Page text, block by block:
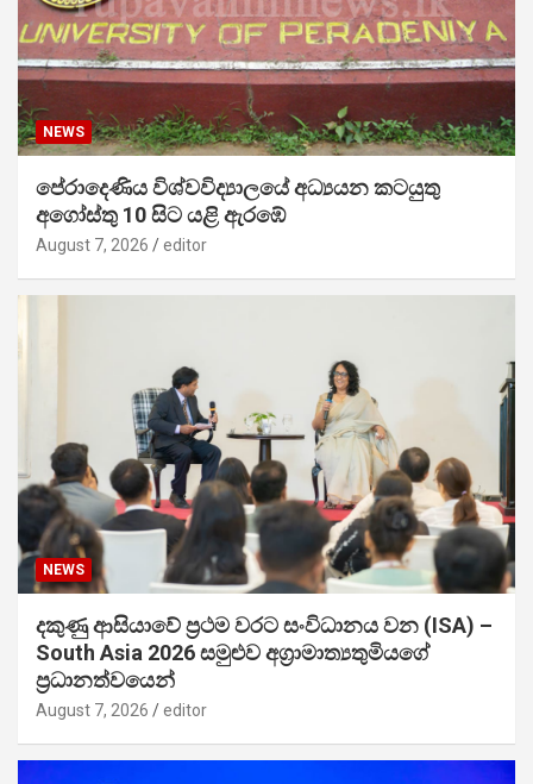
NEWS
පේරාදෙණිය විශ්වවිද්‍යාලයේ අධ්‍යයන කටයුතු
අගෝස්තු 10 සිට යළි ඇරඹේ
August 7, 2026 editor
NEWS
දකුණු ආසියාවේ ප්‍රථම වරට සංවිධානය වන (ISA) –
South Asia 2026 සමුළුව අග්‍රාමාත්‍යතුමියගේ
ප්‍රධානත්වයෙන්
August 7, 2026 editor